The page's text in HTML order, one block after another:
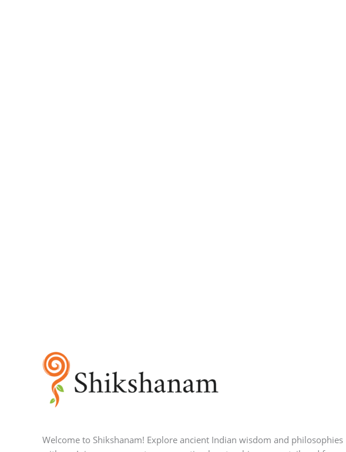
Welcome to Shikshanam! Explore ancient Indian wisdom and philosophies